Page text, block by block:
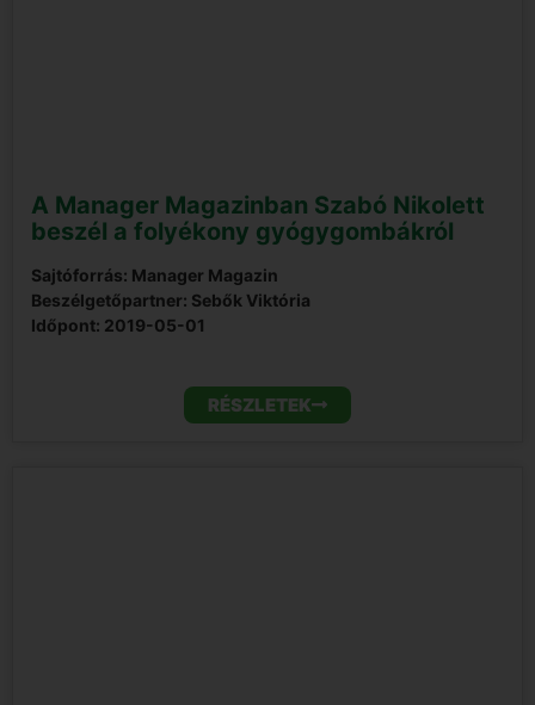
A Manager Magazinban Szabó Nikolett
beszél a folyékony gyógygombákról
Sajtóforrás: Manager Magazin
Beszélgetőpartner: Sebők Viktória
Időpont: 2019-05-01
RÉSZLETEK